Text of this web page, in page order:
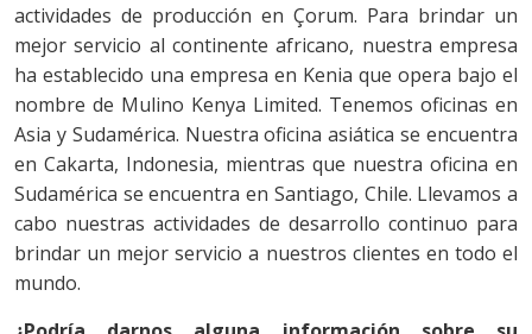
actividades de producción en Çorum. Para brindar un
mejor servicio al continente africano, nuestra empresa
ha establecido una empresa en Kenia que opera bajo el
nombre de Mulino Kenya Limited. Tenemos oficinas en
Asia y Sudamérica. Nuestra oficina asiática se encuentra
en Cakarta, Indonesia, mientras que nuestra oficina en
Sudamérica se encuentra en Santiago, Chile. Llevamos a
cabo nuestras actividades de desarrollo continuo para
brindar un mejor servicio a nuestros clientes en todo el
mundo.